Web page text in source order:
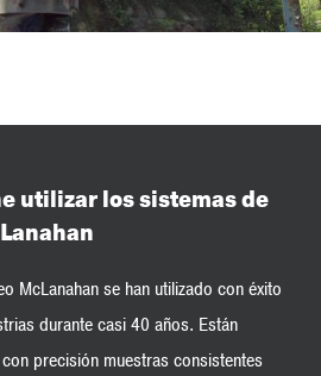
utilizar los sistemas de
McLanahan se han utilizado con éxito
durante casi 40 años. Están
precisión muestras consistentes